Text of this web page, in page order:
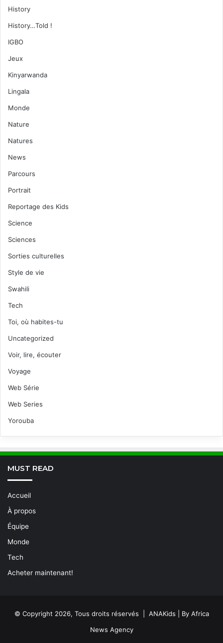
History
History…Told !
IGBO
Jeux
Kinyarwanda
Lingala
Monde
Nature
Natures
News
Parcours
Portrait
Reportage des Kids
Science
Sciences
Sorties culturelles
Style de vie
Swahili
Tech
Toi, où habites-tu
Uncategorized
Voir, lire, écouter
Voyage
Web Série
Web Series
Yorouba
MUST READ
Accueil
À propos
Équipe
Monde
Tech
Acheter maintenant!
© Copyright 2026, Tous droits réservés | ANAKids | By Africa
News Agency